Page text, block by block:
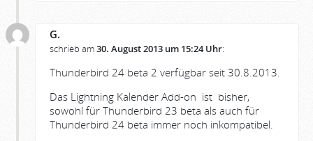
G.
schrieb am30. August 2013 um 15:24 Uhr:
Thunderbird 24 beta 2 verfügbar seit 30.8.2013.
Das Lightning Kalender Add-on ist bisher,
sowohl für Thunderbird 23 beta als auch für
Thunderbird 24 beta immer noch inkompatibel.